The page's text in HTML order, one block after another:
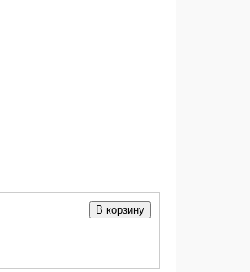
В корзину